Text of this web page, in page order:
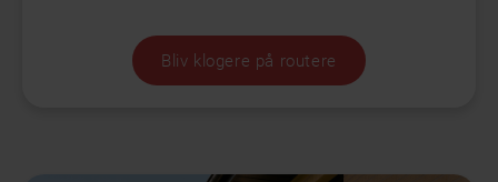
Bliv klogere på routere